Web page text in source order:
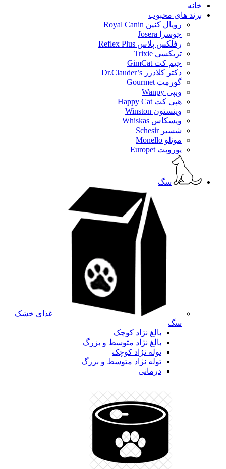
خانه
برند های محبوب
رویال کنین Royal Canin
جوسرا Josera
رفلکس پلاس Reflex Plus
تریکسی Trixie
جیم کت GimCat
دکتر کلادرز Dr.Clauder’s
گورمت Gourmet
ونپی Wanpy
هپی کت Happy Cat
وینستون Winston
ویسکاس Whiskas
شسیر Schesir
مونلو Monello
یوروپت Europet
سگ
غذای خشک
سگ
بالغ نژاد کوچک
بالغ نژاد متوسط و بزرگ
توله نژاد کوچک
توله نژاد متوسط و بزرگ
درمانی